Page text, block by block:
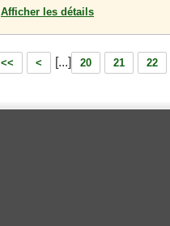
Afficher les détails
<< < [...] 20 21 22